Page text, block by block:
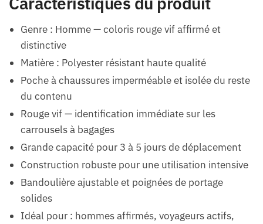
Genre : Homme — coloris rouge vif affirmé et
distinctive
Matière : Polyester résistant haute qualité
Poche à chaussures imperméable et isolée du reste
du contenu
Rouge vif — identification immédiate sur les
carrousels à bagages
Grande capacité pour 3 à 5 jours de déplacement
Construction robuste pour une utilisation intensive
Bandoulière ajustable et poignées de portage
solides
Idéal pour : hommes affirmés, voyageurs actifs,